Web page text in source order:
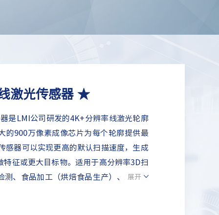
激光传感器 ★
是LMI公司研发的4K+分辨率线激光轮廓
的900万像素成像芯片为每个轮廓提供最
感器可以实现更高的默认扫描速度，生成
征或更大目标物。适用于高分辨率3D扫
测、食品加工（烘焙食品生产）、家居建
展开